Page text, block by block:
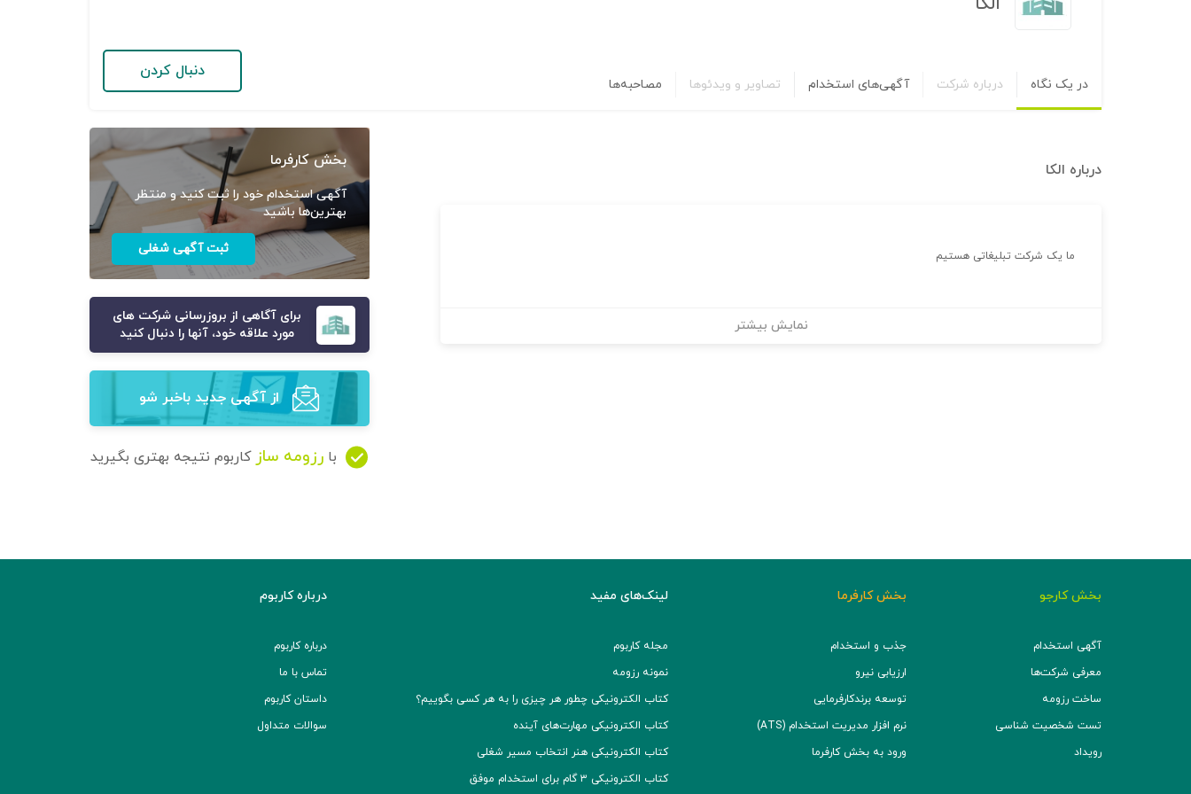
در یک نگاه درباره شرکت آگهی‌های استخدام تصاویر و ویدئوها مصاحبه‌ها
دنبال کردن
درباره الکا
ما یک شرکت تبلیغاتی هستیم
نمایش بیشتر
بخش کارفرما
آگهی استخدام خود را ثبت کنید و منتظر
بهترین‌ها باشید
ثبت آگهی شغلی
برای آگاهی از بروزرسانی شرکت های
مورد علاقه خود، آنها را دنبال کنید
از آگهی‌ جدید باخبر شو
با رزومه ساز کاربوم نتیجه بهتری بگیرید
بخش کارجو
آگهی استخدام
معرفی شرکت‌ها
ساخت رزومه
تست شخصیت شناسی
رویداد
بخش کارفرما
جذب و استخدام
ارزیابی نیرو
توسعه برند‌کارفرمایی
نرم افزار مدیریت استخدام (ATS)
ورود به بخش کارفرما
لینک‌های مفید
مجله کاربوم
نمونه رزومه
کتاب الکترونیکی چطور هر چیزی را به هر کسی بگوییم؟
کتاب الکترونیکی مهارت‌های آینده
کتاب الکترونیکی هنر انتخاب مسیر شغلی
کتاب الکترونیکی ۳ گام برای استخدام موفق
درباره کاربوم
درباره کاربوم
تماس با ما
داستان کاربوم
سوالات متداول